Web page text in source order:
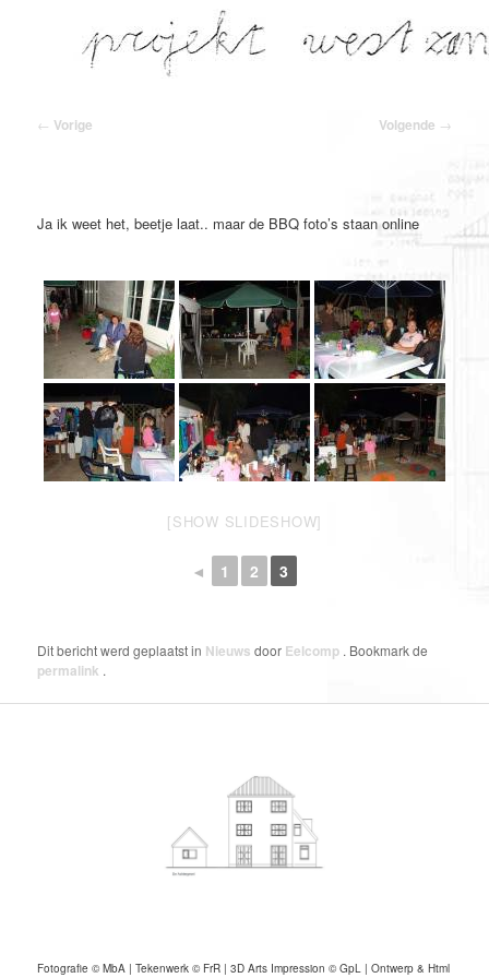
Bericht
← Vorige Volgende →
Ja ik weet het, beetje laat.. maar de BBQ foto’s staan online
[SHOW SLIDESHOW]
◄ 1 2 3
Dit bericht werd geplaatst in Nieuws door Eelcomp . Bookmark de
permalink .
Fotografie © MbA | Tekenwerk © FrR | 3D Arts Impression © GpL | Ontwerp & Html